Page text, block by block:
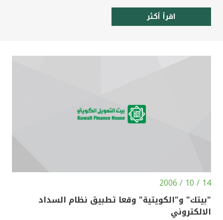
اقرأ أكثر
14 / 10 / 2006
"بيتك" و"الكويتية" وقعا تطبيق نظام السداد
الالكتروني